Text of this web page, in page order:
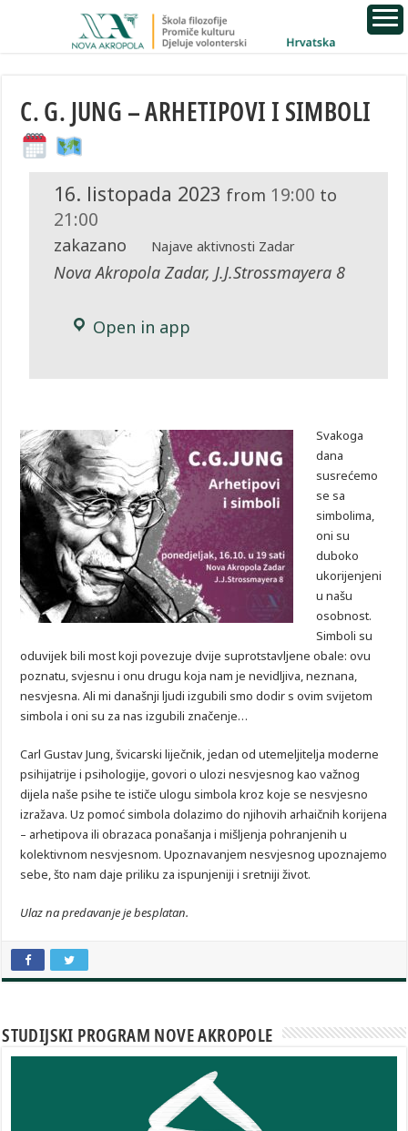
C. G. JUNG – ARHETIPOVI I SIMBOLI
16. listopada 2023 from 19:00 to
21:00
zakazano Najave aktivnosti Zadar
Nova Akropola Zadar, J.J.Strossmayera 8
Open in app
Svakoga
dana
susrećemo
se sa
simbolima,
oni su
duboko
ukorijenjeni
u našu
osobnost.
Simboli su
oduvijek bili most koji povezuje dvije suprotstavljene obale: ovu
poznatu, svjesnu i onu drugu koja nam je nevidljiva, neznana,
nesvjesna. Ali mi današnji ljudi izgubili smo dodir s ovim svijetom
simbola i oni su za nas izgubili značenje…
Carl Gustav Jung, švicarski liječnik, jedan od utemeljitelja moderne
psihijatrije i psihologije, govori o ulozi nesvjesnog kao važnog
dijela naše psihe te ističe ulogu simbola kroz koje se nesvjesno
izražava. Uz pomoć simbola dolazimo do njihovih arhaičnih korijena
– arhetipova ili obrazaca ponašanja i mišljenja pohranjenih u
kolektivnom nesvjesnom. Upoznavanjem nesvjesnog upoznajemo
sebe, što nam daje priliku za ispunjeniji i sretniji život.
Ulaz na predavanje je besplatan.
STUDIJSKI PROGRAM NOVE AKROPOLE